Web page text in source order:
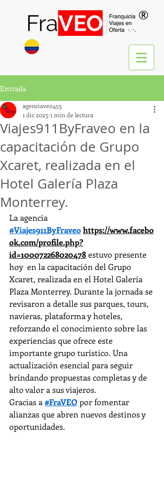
®
Entrada
Viajes911ByFraveo en la
capacitación de Grupo
Xcaret, realizada en el
Hotel Galería Plaza
Monterrey.
agenciaveo455
1 dic 2025 1 min de lectura
La agencia
#Viajes911ByFraveohttps://www.facebo
ok.com/profile.php?
id=100072268020478 estuvo presente
hoy  en la capacitación del Grupo
Xcaret, realizada en el Hotel Galería
Plaza Monterrey. Durante la jornada se
revisaron a detalle sus parques, tours,
navieras, plataforma y hoteles,
reforzando el conocimiento sobre las
experiencias que ofrece este
importante grupo turístico. Una
actualización esencial para seguir
brindando propuestas completas y de
alto valor a sus viajeros.
Gracias a #FraVEO por fomentar
alianzas que abren nuevos destinos y
oportunidades.